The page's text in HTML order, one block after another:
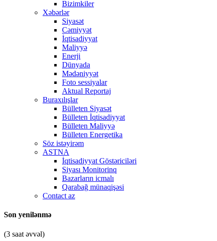
Bizimkiler
Xəbərlər
Siyasət
Cəmiyyət
İqtisadiyyat
Maliyyə
Enerji
Dünyada
Mədəniyyət
Foto sessiyalar
Aktual Reportaj
Buraxılışlar
Bülleten Siyasət
Bülleten İqtisadiyyat
Bülleten Maliyyə
Bülleten Energetika
Söz istəyirəm
ASTNA
İqtisadiyyat Göstəriciləri
Siyası Monitorinq
Bazarların icmalı
Qarabağ münaqişəsi
Contact az
Son yenilənmə
(3 saat əvvəl)